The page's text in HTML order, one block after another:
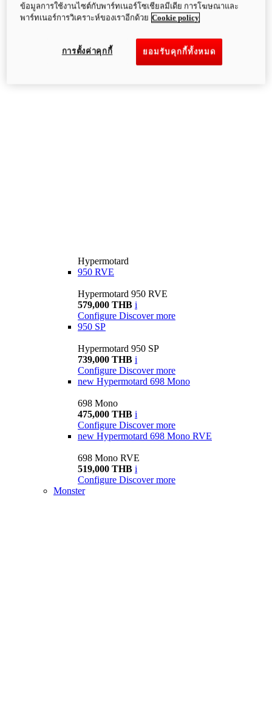
Hypermotard
950 RVE
Hypermotard 950 RVE
579,000 THB i
Configure Discover more
950 SP
Hypermotard 950 SP
739,000 THB i
Configure Discover more
new Hypermotard 698 Mono
698 Mono
475,000 THB i
Configure Discover more
new Hypermotard 698 Mono RVE
698 Mono RVE
519,000 THB i
Configure Discover more
Monster
ข้อมูลการใช้งานไซต์กับพาร์ทเนอร์โซเชียลมีเดีย การโฆษณาและ
พาร์ทเนอร์การวิเคราะห์ของเราอีกด้วย Cookie policy
ยอมรับคุกกี้ทั้งหมด
การตั้งค่าคุกกี้